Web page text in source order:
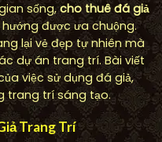
sống,cho thuê đá giả
được ưa chuộng.
lại vẻ đẹp tự nhiên mà
dự án trang trí. Bài viết
việc sử dụng đá giả,
trang trí sáng tạo.
Trang Trí